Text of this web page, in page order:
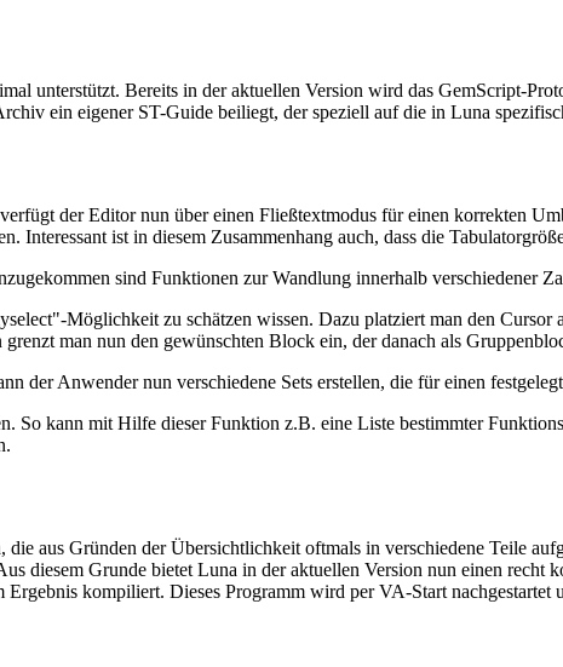
unterstützt. Bereits in der aktuellen Version wird das GemScript-
ein eigener ST-Guide beiliegt, der speziell auf die in Luna
der Editor nun über einen Fließtextmodus für einen korrekten
Interessant ist in diesem Zusammenhang auch, dass die
sind Funktionen zur Wandlung innerhalb verschiedener
Möglichkeit zu schätzen wissen. Dazu platziert man den Cursor
man nun den gewünschten Block ein, der danach als
Anwender nun verschiedene Sets erstellen, die für einen
So kann mit Hilfe dieser Funktion z.B. eine Liste bestimmter
aus Gründen der Übersichtlichkeit oftmals in verschiedene Teile
diesem Grunde bietet Luna in der aktuellen Version nun einen recht
kompiliert. Dieses Programm wird per VA-Start nachgestartet